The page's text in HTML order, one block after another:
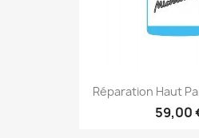
Réparation Haut
59,00